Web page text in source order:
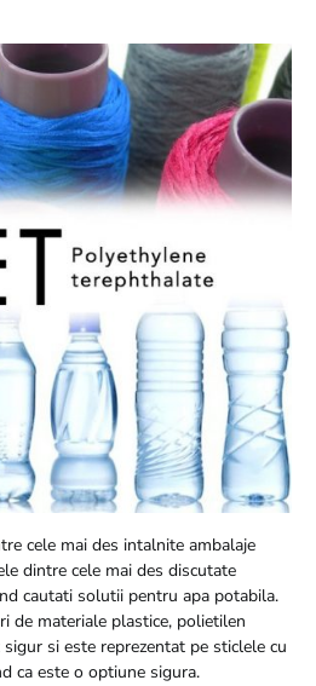
cele mai des intalnite ambalaje
dintre cele mai des discutate
cautati solutii pentru apa potabila.
de materiale plastice, polietilen
si este reprezentat pe sticlele cu
ca este o optiune sigura.